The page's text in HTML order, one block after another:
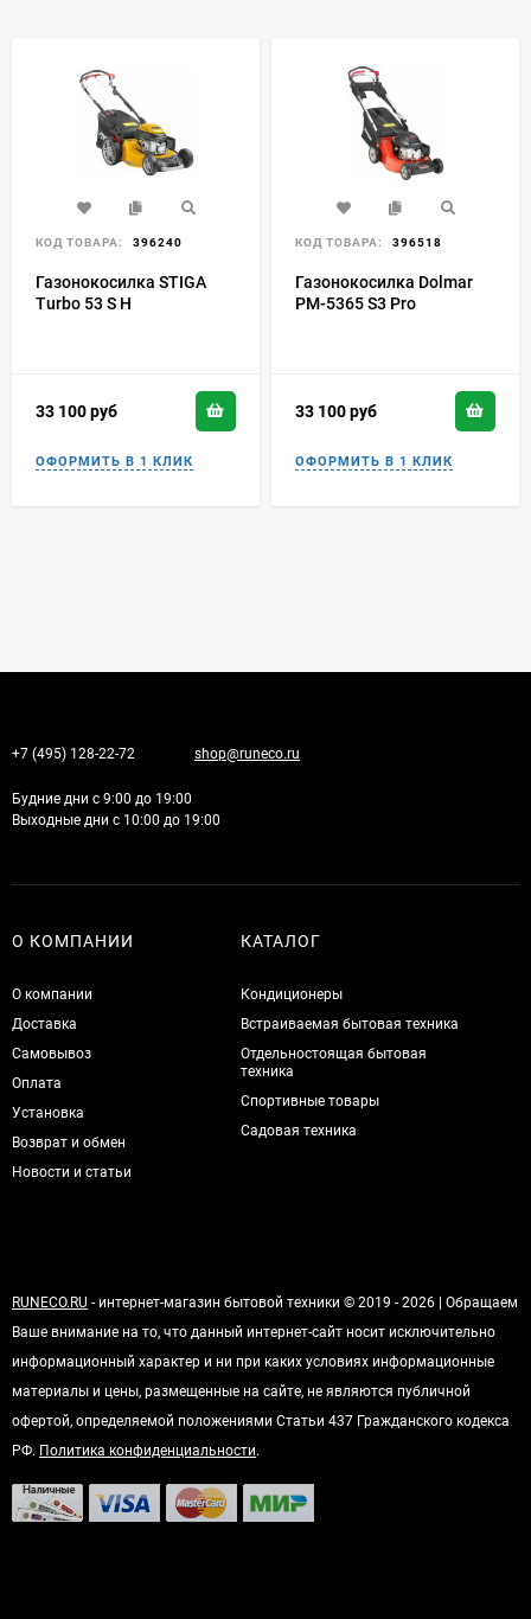
КОД ТОВАРА: 396240
Газонокосилка STIGA
Turbo 53 S H
33 100руб
КОД ТОВАРА: 396518
Газонокосилка Dolmar
PM-5365 S3 Pro
33 100руб
+7 (495) 128-22-72 shop@runeco.ru
Будние дни с 9:00 до 19:00
Выходные дни с 10:00 до 19:00
О КОМПАНИИ
О компании
Доставка
Самовывоз
Оплата
Установка
Возврат и обмен
Новости и статьи
КАТАЛОГ
Кондиционеры
Встраиваемая бытовая техника
Отдельностоящая бытовая
техника
Спортивные товары
Садовая техника
RUNECO.RU - интернет-магазин бытовой техники © 2019 - 2026 | Обращаем
Ваше внимание на то, что данный интернет-сайт носит исключительно
информационный характер и ни при каких условиях информационные
материалы и цены, размещенные на сайте, не являются публичной
офертой, определяемой положениями Статьи 437 Гражданского кодекса
РФ. Политика конфиденциальности.